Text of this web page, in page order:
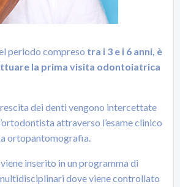
periodo compreso tra i 3 e i 6 anni, è
la prima visita odontoiatrica
dei denti vengono intercettate
attraverso l’esame clinico
ortopantomografia.
inserito in un programma di
dove viene controllato